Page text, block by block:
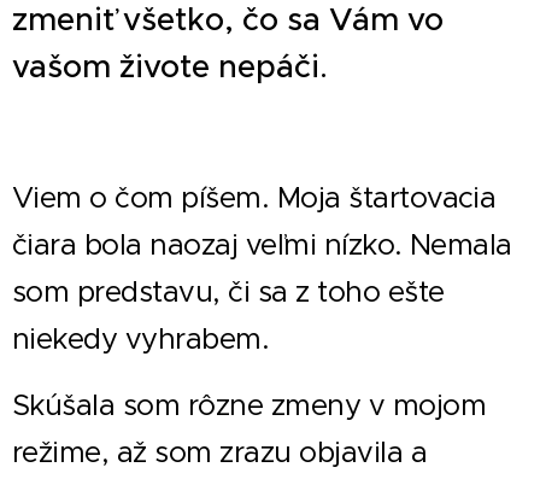
zmeniť všetko, čo sa Vám vo
vašom živote nepáči.
Viem o čom píšem. Moja štartovacia
čiara bola naozaj veľmi nízko. Nemala
som predstavu, či sa z toho ešte
niekedy vyhrabem.
Skúšala som rôzne zmeny v mojom
režime, až som zrazu objavila a